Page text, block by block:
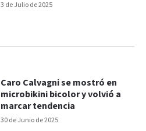
3 de Julio de 2025
30 de Junio de 2025
Caro Calvagni se mostró en
microbikini bicolor y volvió a
marcar tendencia